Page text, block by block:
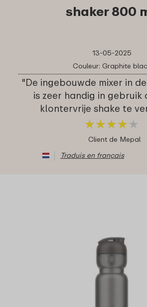
shaker 800
13-05-2025
Couleur: Graphite
"De ingebouwde mixer in
is zeer handig in gebruik
klontervrije shake te
★★★★ ★
★★★★ ★
Client de Mepal
Traduis en français